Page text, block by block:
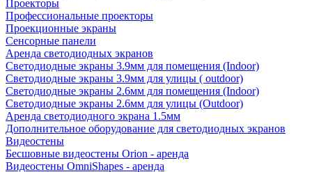
Проекторы
Профессиональные проекторы
Проекционные экраны
Сенсорные панели
Аренда светодиодных экранов
Светодиодные экраны 3.9мм для помещения (Indoor)
Светодиодные экраны 3.9мм для улицы ( outdoor)
Светодиодные экраны 2.6мм для помещения (Indoor)
Светодиодные экраны 2.6мм для улицы (Outdoor)
Аренда светодиодного экрана 1.5мм
Дополнительное оборудование для светодиодных экранов
Видеостены
Бесшовные видеостены Orion - аренда
Видеостены OmniShapes - аренда